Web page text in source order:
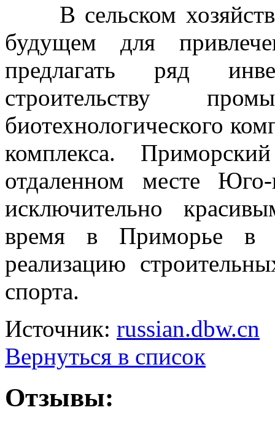
В сельском
будущем для
предлагать ряд
строительству
биотехнологического
комплекса.
отдаленном месте
исключительно
время в Приморье в
реализацию
спорта.
Источник: russian.dbw.cn
Вернуться в список
Отзывы: